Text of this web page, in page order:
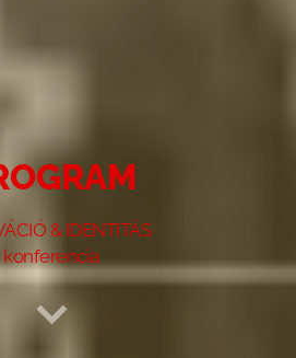
& IDENTITÁS
konferencia